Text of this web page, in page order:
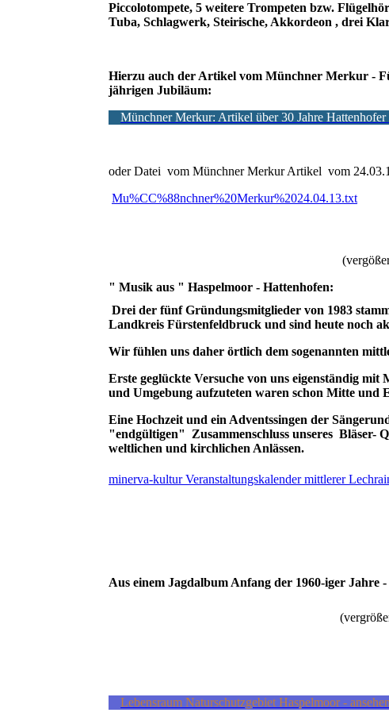
Piccolotompete, 5 weitere Trompeten bzw.
Tuba, Schlagwerk, Steirische, Akkordeon , drei
Hierzu auch der Artikel vom Münchner Merkur -
jährigen Jubiläum:
Münchner Merkur: Artikel über 30 Jahre Hattenhofer
oder Datei vom Münchner Merkur Artikel vom
Mu%CC%88nchner%20Merkur%2024.04.13.txt
" Musik aus " Haspelmoor - Hattenhofen:
Drei der fünf Gründungsmitglieder von 1983
Landkreis Fürstenfeldbruck und sind heute noch
Wir fühlen uns daher örtlich dem sogenannten
Erste geglückte Versuche von uns eigenständig
und Umgebung aufzuteten waren schon Mitte und
Eine Hochzeit und ein Adventssingen der
"endgültigen" Zusammenschluss unseres Bläser-
weltlichen und kirchlichen Anlässen.
minerva-kultur Veranstaltungskalender mittlerer
Aus einem Jagdalbum Anfang der 1960-iger Jahre
Lebensraum Naturschutzgebiet Haspelmoor - ansehen